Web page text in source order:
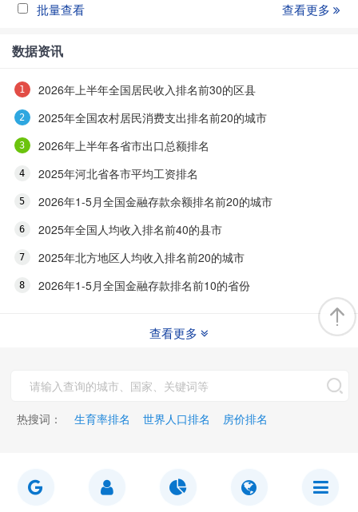
批量查看 查看更多
数据资讯
2026年上半年全国居民收入排名前30的区县
2025年全国农村居民消费支出排名前20的城市
2026年上半年各省市出口总额排名
2025年河北省各市平均工资排名
2026年1-5月全国金融存款余额排名前20的城市
2025年全国人均收入排名前40的县市
2025年北方地区人均收入排名前20的城市
2026年1-5月全国金融存款排名前10的省份
查看更多
热搜词： 生育率排名 世界人口排名 房价排名